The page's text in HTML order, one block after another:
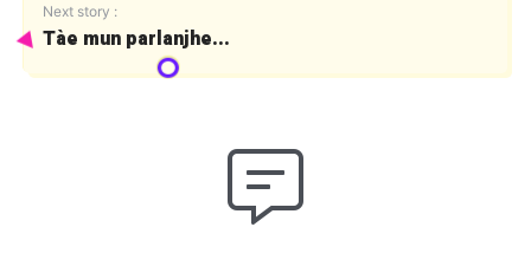
Next story :
Tàe mun parlanjhe...